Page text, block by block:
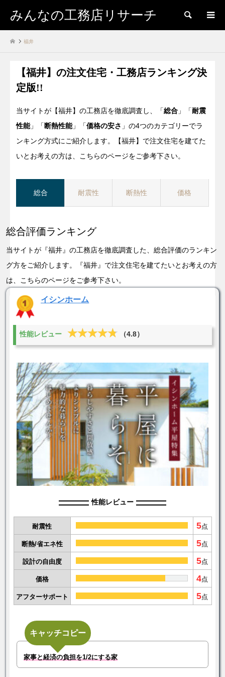
みんなの工務店リサーチ 検索
福井
【福井】の注文住宅・工務店ランキング決
定版!!
当サイトが【福井】の工務店を徹底調査し、「総合 」「耐震
性能」「 断熱性能」「価格の安さ 」の4つのカテゴリーでラ
ンキング方式にご紹介します。【福井】で注文住宅を建てた
いとお考えの方は、こちらのページをご参考下さい。
総合 耐震性 断熱性 価格
総合評価ランキング
当サイトが『福井』の工務店を徹底調査した、総合評価のランキン
グ方をご紹介します。『福井』で注文住宅を建てたいとお考えの方
は、こちらのページをご参考下さい。
イシンホーム
性能レビュー ★★★★★
★★★★★ （4.8）
性能レビュー
耐震性 5点
断熱/省エネ性 5点
設計の自由度 5点
価格 4点
アフターサポート 5点
キャッチコピー
家事と経済の負担を1/2にする家